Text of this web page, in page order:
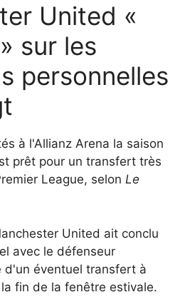
United «
sur les
personnelles
à l'Allianz Arena la saison
prêt pour un transfert très
League, selon Le
United ait conclu
avec le défenseur
d'un éventuel transfert à
fin de la fenêtre estivale.